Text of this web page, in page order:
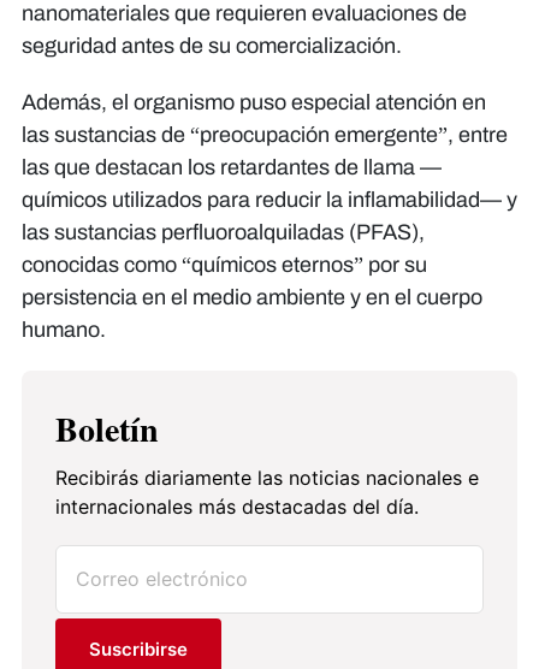
nanomateriales que requieren evaluaciones de
seguridad antes de su comercialización.
Además, el organismo puso especial atención en
las sustancias de “preocupación emergente”, entre
las que destacan los retardantes de llama —
químicos utilizados para reducir la inflamabilidad— y
las sustancias perfluoroalquiladas (PFAS),
conocidas como “químicos eternos” por su
persistencia en el medio ambiente y en el cuerpo
humano.
Boletín
Recibirás diariamente las noticias nacionales e
internacionales más destacadas del día.
Suscribirse